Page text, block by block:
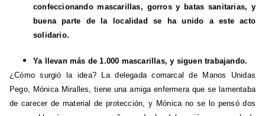
confeccionandomascarillas, gorros y batas sanitarias, y
buena parte de la localidad se ha unido a este acto
solidario.
Ya llevan más de 1.000 mascarillas, y siguen trabajando.
¿Cómo surgió la idea? La delegada comarcal de Manos Unidas
Pego, Mónica Miralles, tiene una amiga enfermera que se lamentaba
de carecer de material de protección, y Mónica no se lo pensó dos